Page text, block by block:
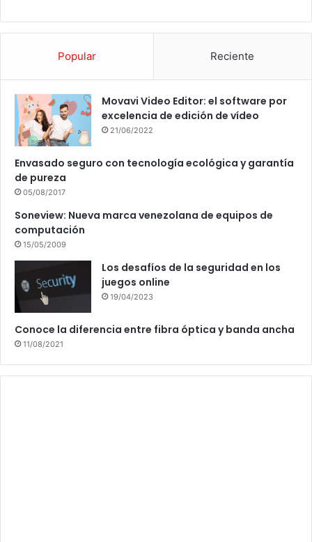
Popular Reciente
Movavi Video Editor: el software por
excelencia de edición de vídeo
21/06/2022
Envasado seguro con tecnología ecológica y garantía
de pureza
05/08/2017
Soneview: Nueva marca venezolana de equipos de
computación
15/05/2009
Los desafíos de la seguridad en los
juegos online
19/04/2023
Conoce la diferencia entre fibra óptica y banda ancha
11/08/2021